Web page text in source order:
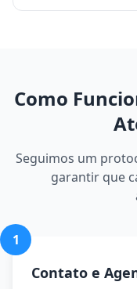
Como
Seguimos um
garantir que
1
Contato e